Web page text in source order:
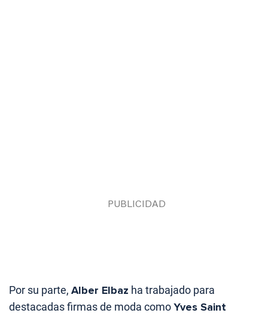
Por su parte, Alber Elbaz ha trabajado para
destacadas firmas de moda comoYves Saint